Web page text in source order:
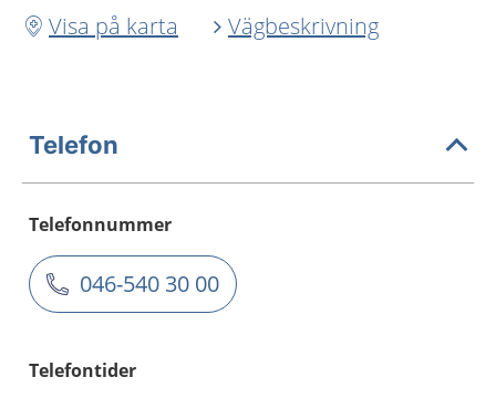
Visa på karta
Vägbeskrivning
Telefon
Telefonnummer
046-540 30 00
Telefontider